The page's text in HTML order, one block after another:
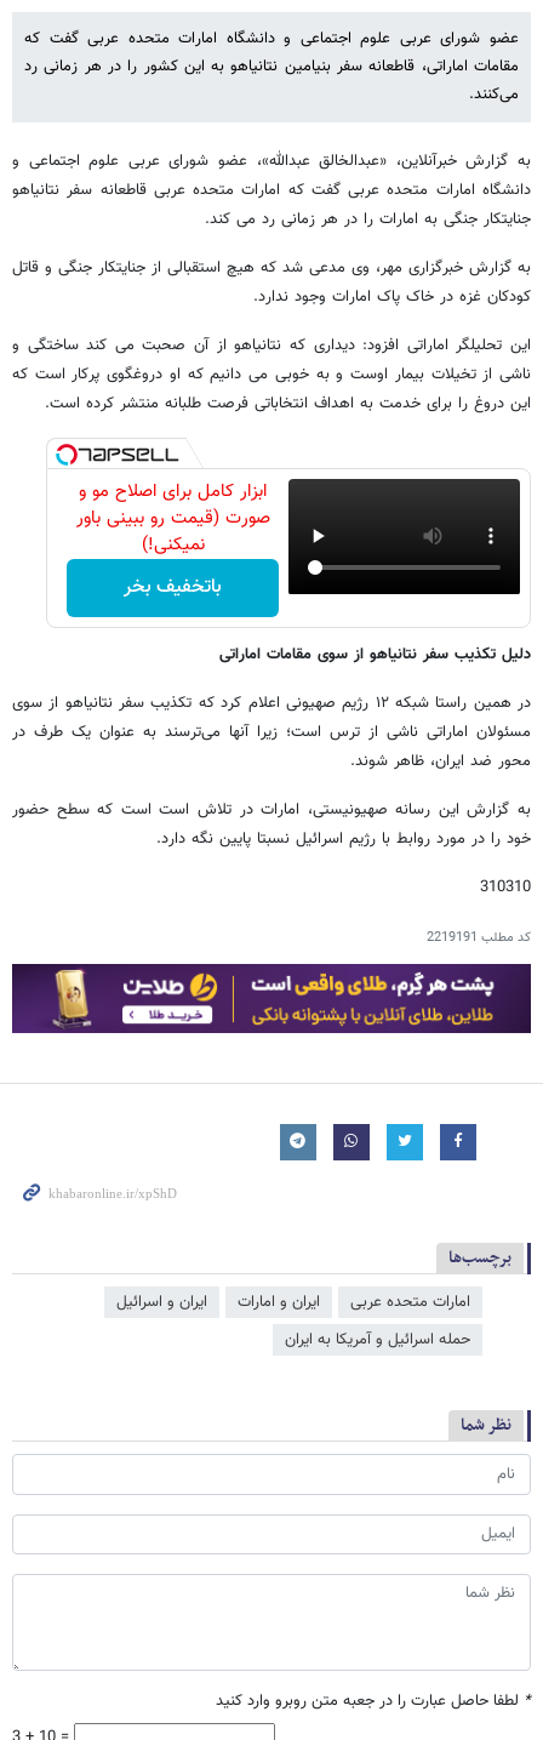
عضو شورای عربی علوم اجتماعی و دانشگاه امارات متحده عربی گفت که
مقامات اماراتی، قاطعانه سفر بنیامین نتانیاهو به این کشور را در هر زمانی رد
می‌کنند.
به گزارش خبرآنلاین، «عبدالخالق عبدالله»، عضو شورای عربی علوم اجتماعی و
دانشگاه امارات متحده عربی گفت که امارات متحده عربی قاطعانه سفر نتانیاهو
جنایتکار جنگی به امارات را در هر زمانی رد می کند.
به گزارش خبرگزاری مهر، وی مدعی شد که هیچ استقبالی از جنایتکار جنگی و قاتل
کودکان غزه در خاک پاک امارات وجود ندارد.
این تحلیلگر اماراتی افزود: دیداری که نتانیاهو از آن صحبت می کند ساختگی و
ناشی از تخیلات بیمار اوست و به خوبی می دانیم که او دروغگوی پرکار است که
این دروغ را برای خدمت به اهداف انتخاباتی فرصت طلبانه منتشر کرده است.
ابزار کامل برای اصلاح مو و
صورت (قیمت رو ببینی باور
نمیکنی!)
باتخفیف بخر
دلیل تکذیب سفر نتانیاهو از سوی مقامات اماراتی
در همین راستا شبکه ۱۲ رژیم صهیونی اعلام کرد که تکذیب سفر نتانیاهو از سوی
مسئولان اماراتی‌ ناشی از ترس است؛ زیرا آنها می‌ترسند به عنوان یک طرف در
محور ضد ایران، ظاهر شوند.
به گزارش این رسانه صهیونیستی، امارات در تلاش است است که سطح حضور
خود را در مورد روابط با رژیم اسرائیل نسبتا پایین نگه دارد.
310310
کد مطلب 2219191
برچسب‌ها
امارات متحده عربی ایران و امارات
ایران و اسرائیل
حمله اسرائیل و آمریکا به ایران
نظر شما
* لطفا حاصل عبارت را در جعبه متن روبرو وارد کنید